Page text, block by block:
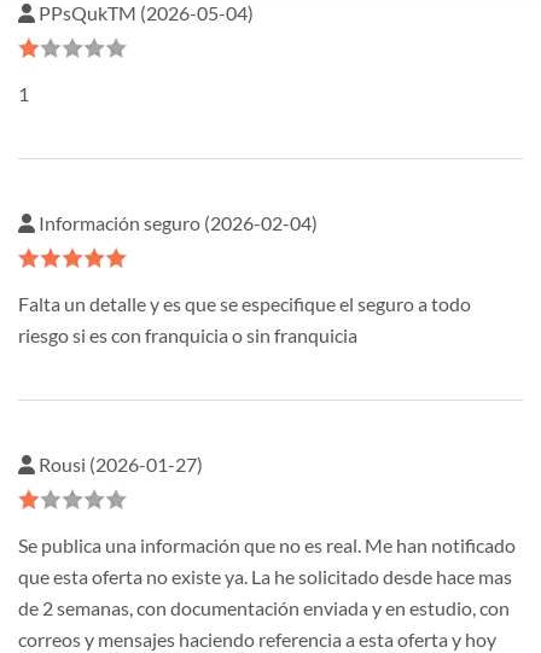
PPsQukTM (2026-05-04)
1
Información seguro (2026-02-04)
Falta un detalle y es que se especifique el seguro a todo
riesgo si es con franquicia o sin franquicia
Rousi (2026-01-27)
Se publica una información que no es real. Me han notificado
que esta oferta no existe ya. La he solicitado desde hace mas
de 2 semanas, con documentación enviada y en estudio, con
correos y mensajes haciendo referencia a esta oferta y hoy